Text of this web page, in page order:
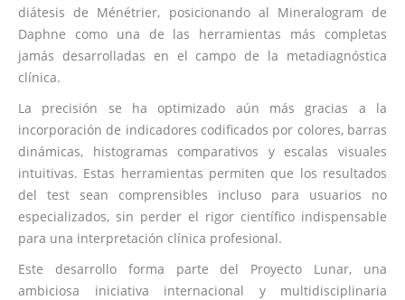
diátesis de Ménétrier, posicionando al Mineralogram de
Daphne como una de las herramientas más completas
jamás desarrolladas en el campo de la metadiagnóstica
clínica.
La precisión se ha optimizado aún más gracias a la
incorporación de indicadores codificados por colores, barras
dinámicas, histogramas comparativos y escalas visuales
intuitivas. Estas herramientas permiten que los resultados
del test sean comprensibles incluso para usuarios no
especializados, sin perder el rigor científico indispensable
para una interpretación clínica profesional.
Este desarrollo forma parte del Proyecto Lunar, una
ambiciosa iniciativa internacional y multidisciplinaria